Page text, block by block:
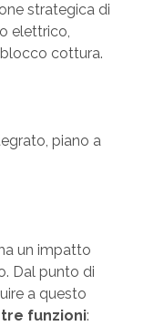
strategica di
elettrico,
cottura.
un impatto
Dal punto di
a questo
tre funzioni: